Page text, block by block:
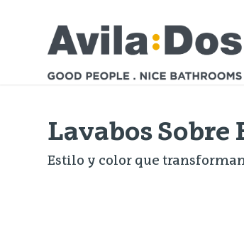
Lavabos Sobre
Estilo y color que